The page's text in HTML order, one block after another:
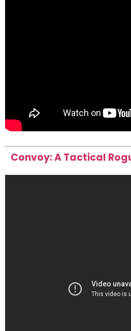
Convoy: A Tactical